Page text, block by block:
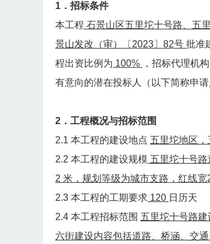
1．招标条件
本工程 石景山区五里坨十号路、五
景山发改（审）〔2023〕82号 批准
程出资比例为 100% ，招标代理机
有意向的潜在投标人（以下简称申请
2．工程概况与招标范围
2.1 本工程的建设地点 五里坨地区
2.2 本工程的建设规模 五里坨十号
2 米，规划等级为城市支路，红线宽
2.3 本工程的工期要求 120 日历天
2.4 本工程招标范围 五里坨十号路
六街建设内容包括道路、桥涵、交